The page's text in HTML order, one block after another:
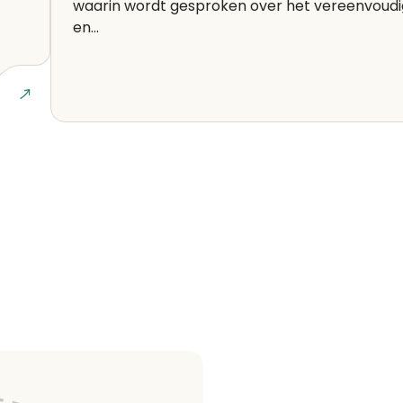
waarin wordt gesproken over het
en...